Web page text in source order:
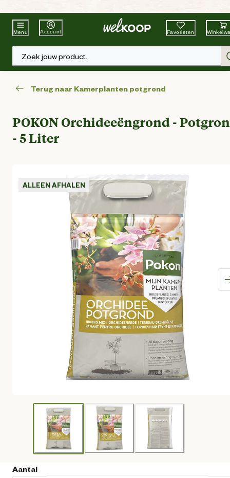
Beste WinkelketenTuin & Dier
Menu Account Favorieten
Zoek jouw product.
Terug naar Kamerplanten potgrond
POKON Orchideeëngrond -
- 5 Liter
ALLEEN AFHALEN
Aantal